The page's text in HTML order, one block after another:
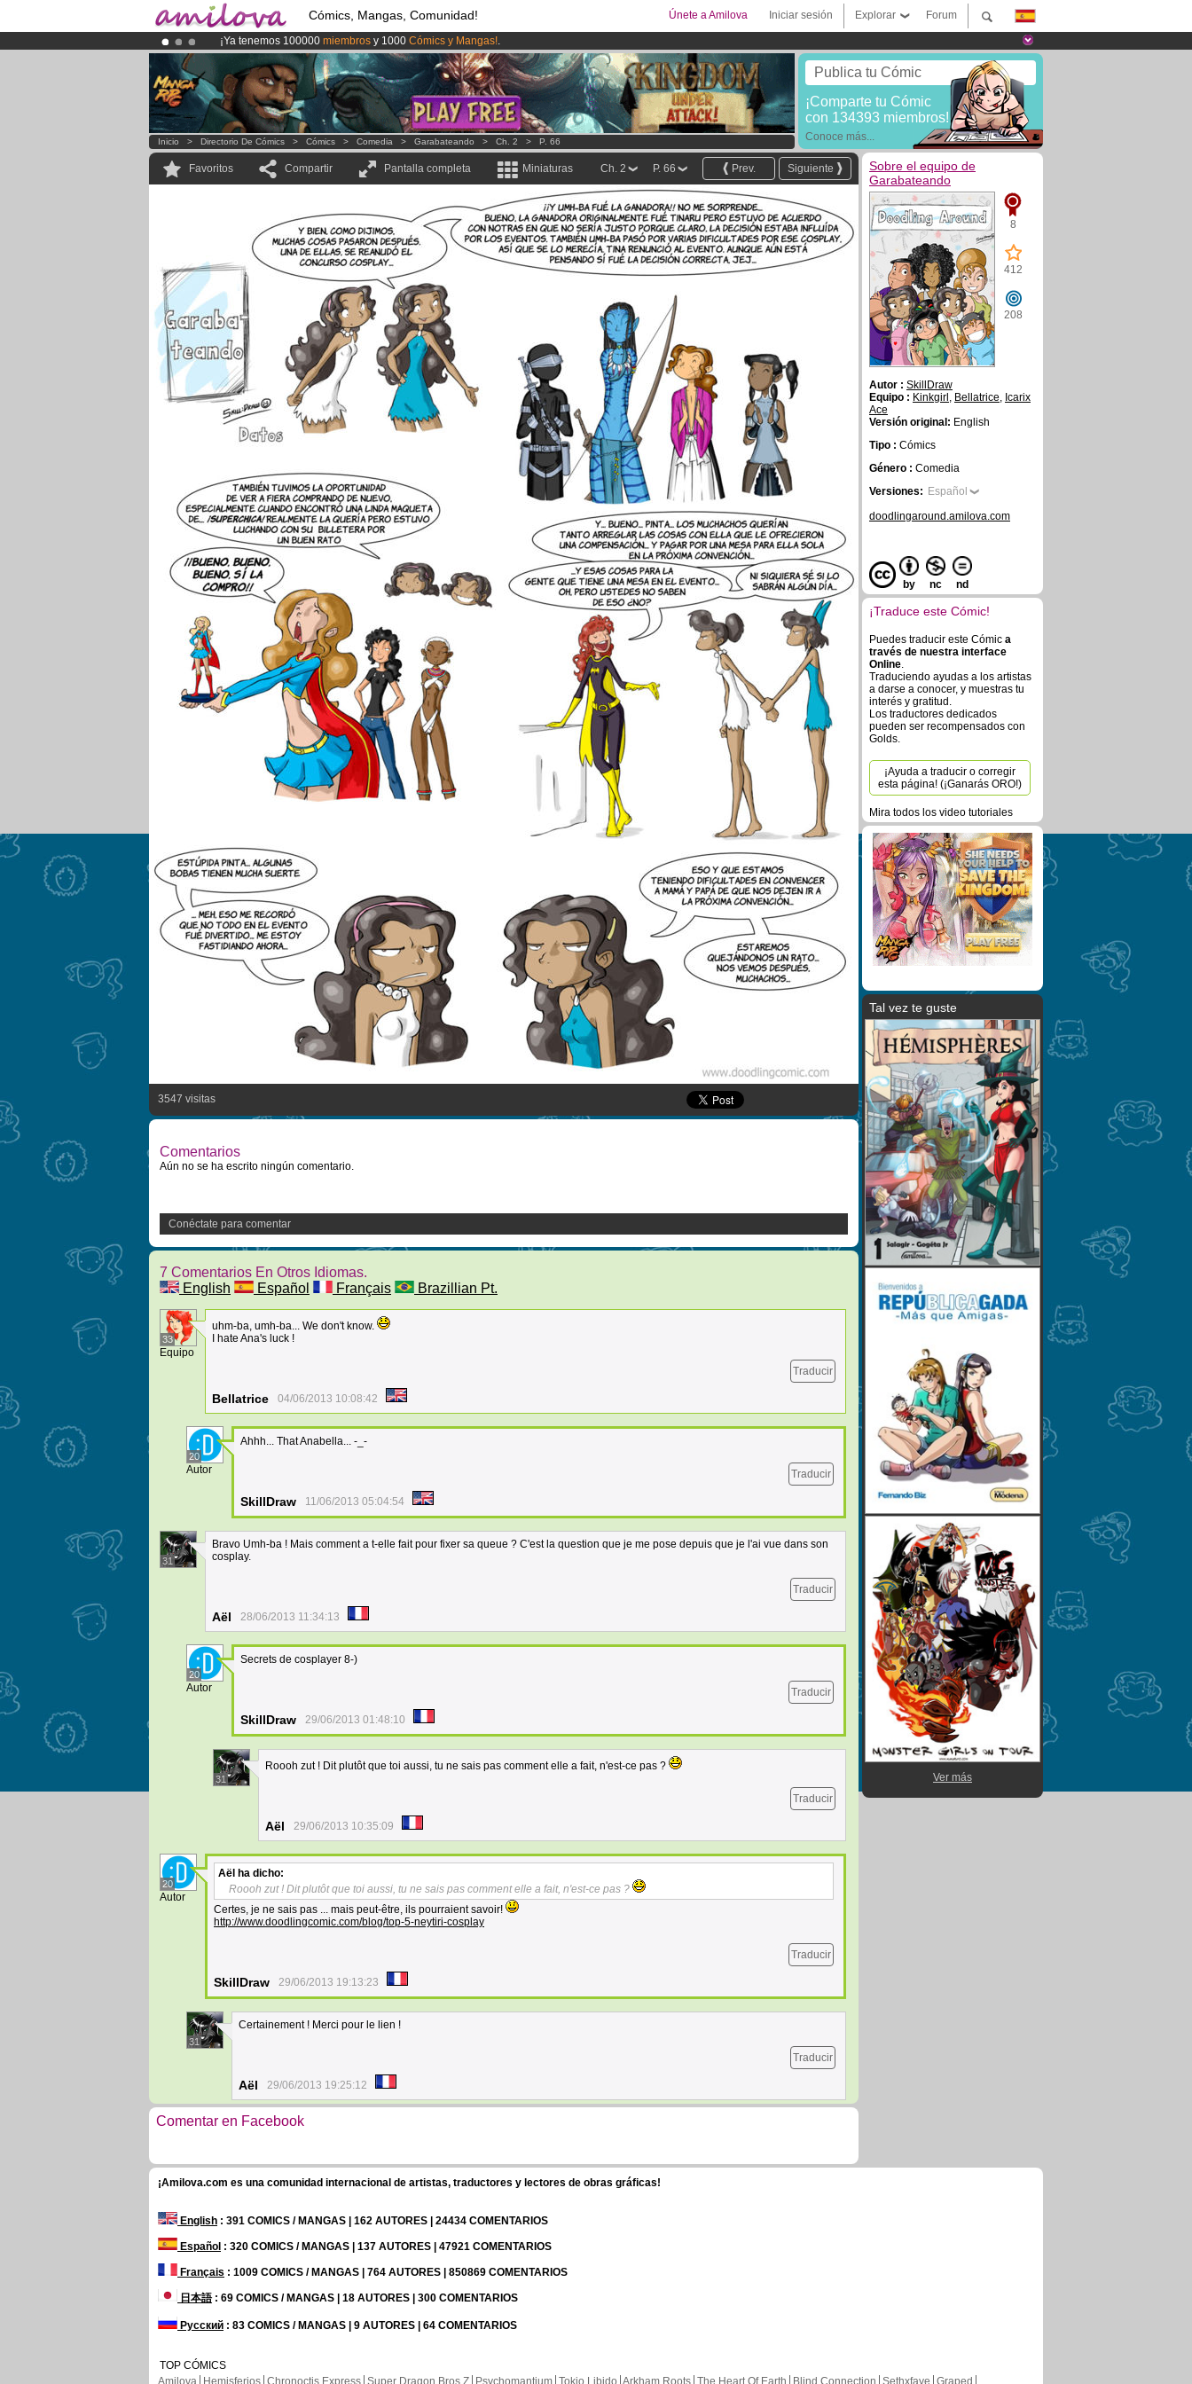
Cómics, Mangas, Comunidad! Forum
Explorar
Iniciar sesión
Únete a Amilova
¡Ya tenemos 100000 miembros y 1000 Cómics y Mangas!.
¡El Kickstarter Amilova está desormado lanzado!.
¡Conviertete en Premium por3.95 euros al mes!Hazte Premium ya
Publica tu Cómic
¡Comparte tu Cómic
con 134393 miembros!
Conoce más...
Inicio > Directorio De Cómics > Cómics > Comedia > Garabateando > Ch. 2 > P. 66
Favoritos Compartir Pantalla completa Miniaturas Siguiente
Prev.
P. 66
Ch. 2
3547 visitas
Comentarios
Aún no se ha escrito ningún comentario.
Conéctate para comentar
7 Comentarios En Otros Idiomas.
English
Español Français Brazillian Pt.
33
Equipo
uhm-ba, umh-ba... We don't know.
I hate Ana's luck !
Traducir
Bellatrice 04/06/2013 10:08:42
20
Autor
Ahhh... That Anabella... -_-
Traducir
SkillDraw 11/06/2013 05:04:54
31
Bravo Umh-ba ! Mais comment a t-elle fait pour fixer sa queue ? C'est la question que je me pose depuis que je l'ai vue dans son
cosplay.
Traducir
Aël 28/06/2013 11:34:13
20
Autor
Secrets de cosplayer 8-)
Traducir
SkillDraw 29/06/2013 01:48:10
31
Roooh zut ! Dit plutôt que toi aussi, tu ne sais pas comment elle a fait, n'est-ce pas ?
Traducir
Aël 29/06/2013 10:35:09
20
Autor
Aël ha dicho:
Roooh zut ! Dit plutôt que toi aussi, tu ne sais pas comment elle a fait, n'est-ce pas ?
Certes, je ne sais pas ... mais peut-être, ils pourraient savoir!
http://www.doodlingcomic.com/blog/top-5-neytiri-cosplay
Traducir
SkillDraw 29/06/2013 19:13:23
31
Certainement ! Merci pour le lien !
Traducir
Aël 29/06/2013 19:25:12
Comentar en Facebook
Sobre el equipo de
Garabateando
8
412
208
Autor : SkillDraw
Equipo : Kinkgirl , Bellatrice, Icarix
Ace
Versión original: English
Tipo : Cómics
Género : Comedia
Versiones: Español
doodlingaround.amilova.com
by nc nd
¡Traduce este Cómic!
Puedes traducir este Cómic a
través de nuestra interface
Online.
Traduciendo ayudas a los artistas
a darse a conocer, y muestras tu
interés y gratitud.
Los traductores dedicados
pueden ser recompensados con
Golds.
¡Ayuda a traducir o corregir
esta página! (¡Ganarás ORO!)
Mira todos los video tutoriales
Tal vez te guste
Ver más
¡Amilova.com es una comunidad internacional de artistas, traductores y lectores de obras gráficas!
English : 391 COMICS / MANGAS | 162 AUTORES | 24434 COMENTARIOS
Español : 320 COMICS / MANGAS | 137 AUTORES | 47921 COMENTARIOS
Français : 1009 COMICS / MANGAS | 764 AUTORES | 850869 COMENTARIOS
日本語: 69 COMICS / MANGAS | 18 AUTORES | 300 COMENTARIOS
Русский : 83 COMICS / MANGAS | 9 AUTORES | 64 COMENTARIOS
TOP CÓMICS
Amilova
Hemisferios Chronoctis Express Super Dragon Bros Z Psychomantium Tokio Libido Arkham Roots The Heart Of Earth Blind Connection Sethxfaye Graped